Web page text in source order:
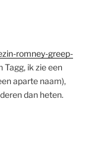
romney-greep-
Tagg, ik zie een
aparte naam),
dan heten.